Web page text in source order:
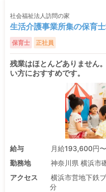
社会福祉法人訪問の家
生活介護事業所集の保育士
保育士 正社員
残業はほとんどありません
い方におすすめです。
給与
月給193,600円〜
勤務地
神奈川県 横浜市
アクセス
横浜市営地下鉄
分